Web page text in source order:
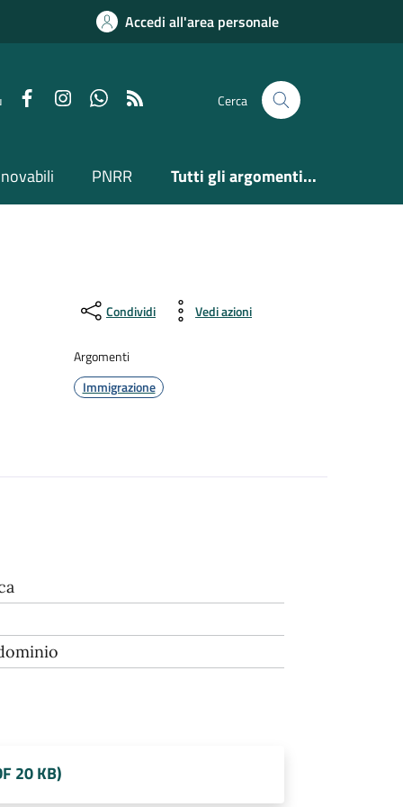
Accedi all'area personale
FacebookInstagramWhatsapp Cerca
PNRR Tutti gli argomenti...
Condividi Vedi azioni
Argomenti
Immigrazione
20 KB)